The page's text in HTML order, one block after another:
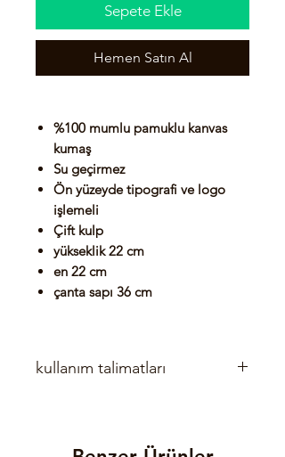
Sepete Ekle
Hemen Satın Al
%100 mumlu pamuklu kanvas
kumaş
Su geçirmez
Ön yüzeyde tipografi ve logo
işlemeli
Çift kulp
yükseklik 22 cm
en 22 cm
çanta sapı 36 cm
kullanım talimatları